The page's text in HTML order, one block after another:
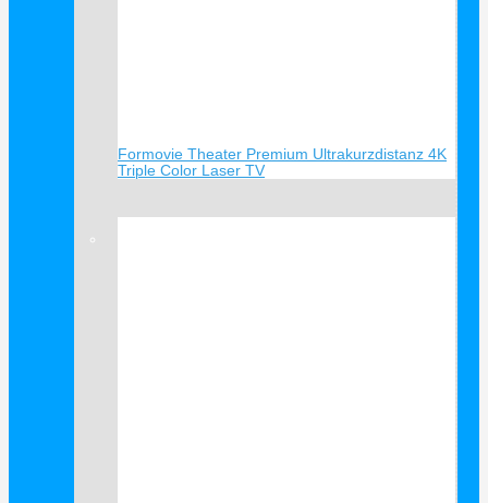
Formovie Theater Premium Ultrakurzdistanz 4K
Triple Color Laser TV